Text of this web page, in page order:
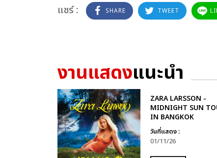
แชร์ : SHARE TWEET
งานแสดงแนะนำ
ZARA LARSSON -
MIDNIGHT SUN
IN BANGKOK
วันที่แสดง :
01/11/26